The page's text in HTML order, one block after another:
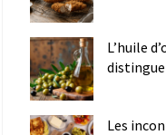
L’huile
Les